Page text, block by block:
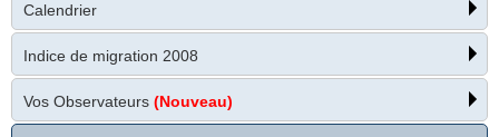
Calendrier
Indice de migration 2008
Vos Observateurs (Nouveau)